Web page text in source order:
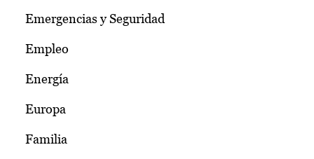
Emergencias y Seguridad
Empleo
Energía
Europa
Familia